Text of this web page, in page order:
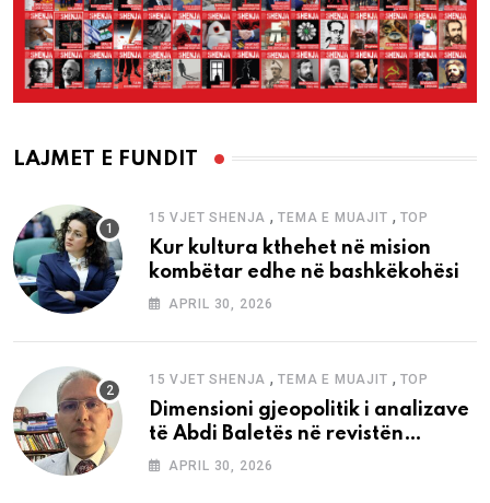
LAJMET E FUNDIT
15 VJET SHENJA ,TEMA E MUAJIT , TOP
Kur kultura kthehet në mision
kombëtar edhe në bashkëkohësi
APRIL 30, 2026
15 VJET SHENJA ,TEMA E MUAJIT , TOP
Dimensioni gjeopolitik i analizave
të Abdi Baletës në revistën
“Shenja”
APRIL 30, 2026